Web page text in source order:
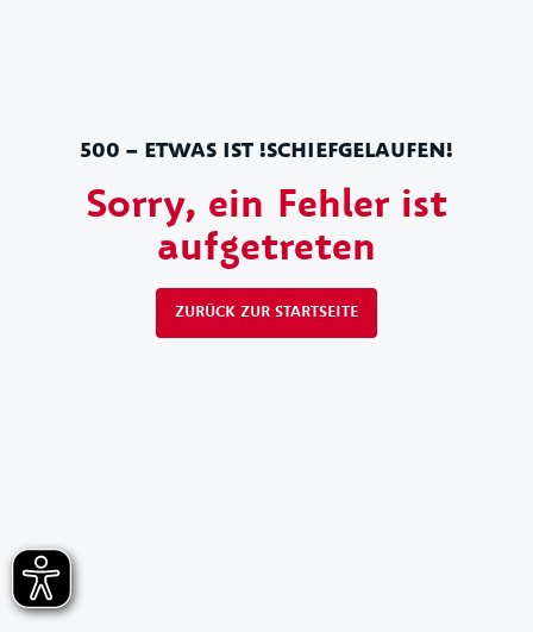
500 – ETWAS IST !SCHIEFGELAUFEN!
Sorry, ein Fehler ist
aufgetreten
ZURÜCK ZUR STARTSEITE